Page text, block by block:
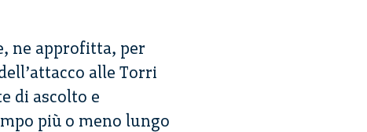
ne approfitta, per
alle Torri
di ascolto e
più o meno lungo